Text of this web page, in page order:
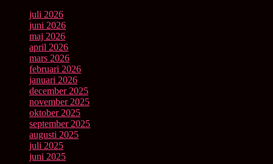
juli 2026
juni 2026
maj 2026
april 2026
mars 2026
februari 2026
januari 2026
december 2025
november 2025
oktober 2025
september 2025
augusti 2025
juli 2025
juni 2025